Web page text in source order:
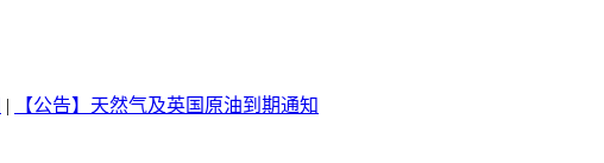
|
【公告】天然气及英国原油到期通知